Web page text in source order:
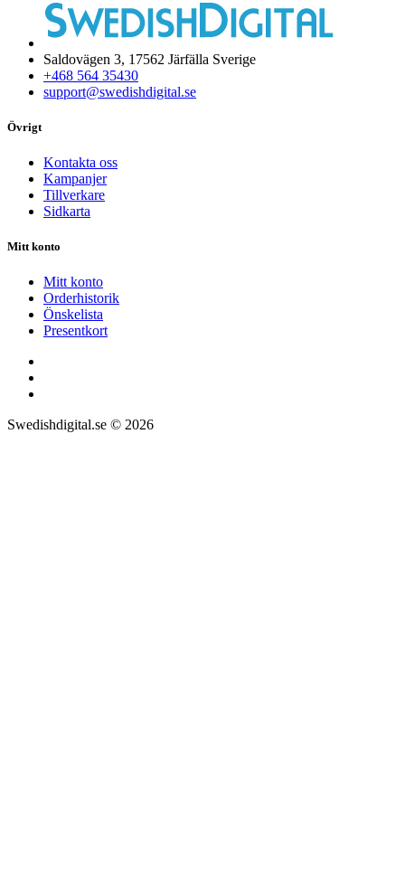
Saldovägen 3, 17562 Järfälla Sverige
+468 564 35430
support@swedishdigital.se
Övrigt
Kontakta oss
Kampanjer
Tillverkare
Sidkarta
Mitt konto
Mitt konto
Orderhistorik
Önskelista
Presentkort
Swedishdigital.se © 2026